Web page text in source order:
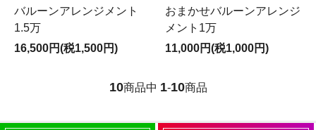
バルーンアレンジメント
1.5万
16,500円(税1,500円)
おまかせバルーンアレンジ
メント1万
11,000円(税1,000円)
10商品中 1-10商品